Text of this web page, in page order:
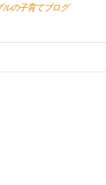
ルの子育てブログ